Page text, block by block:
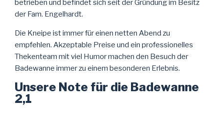
betrieben und befindet sich seit der Gründung im Besitz
der Fam. Engelhardt.
Die Kneipe ist immer für einen netten Abend zu
empfehlen. Akzeptable Preise und ein professionelles
Thekenteam mit viel Humor machen den Besuch der
Badewanne immer zu einem besonderen Erlebnis.
Unsere Note für die Badewanne
2,1